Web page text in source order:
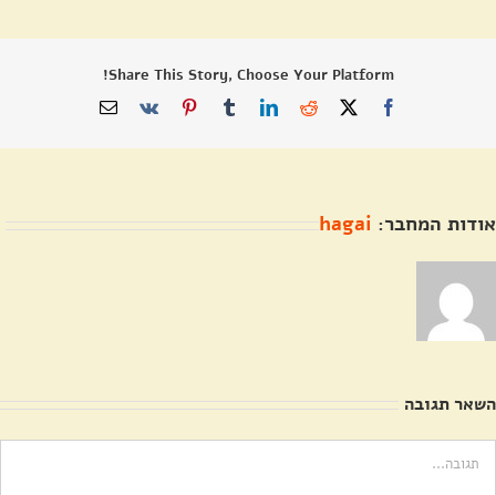
Share This Story, Choose Your Platform!
Facebook
X
Reddit
LinkedIn
Tumblr
Pinterest
Vk
כתובת
אודות המחבר: hagai
השאר תגובה